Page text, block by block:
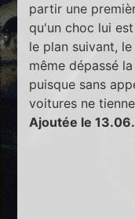
partir une
qu'un choc lui
le plan suivant,
même dépassé
puisque sans
voitures ne
Ajoutée le